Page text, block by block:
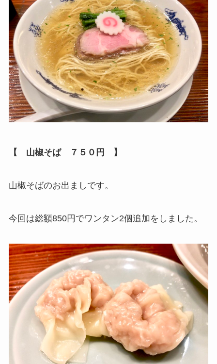
【 山椒そば ７５０円 】
山椒そばのお出ましです。
今回は総額850円でワンタン2個追加をしました。